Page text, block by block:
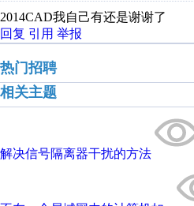
2014CAD我自己有还是谢谢了
回复 引用 举报
热门招聘
相关主题
解决信号隔离器干扰的方法